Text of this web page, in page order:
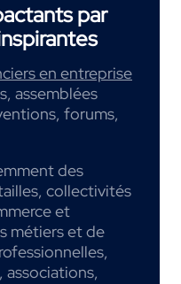
par
en entreprise
assemblées
forums,
des
collectivités
et
métiers et de
associations,